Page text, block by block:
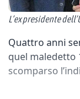
L’ex presidente
Quattro anni
quel maledetto
scomparso